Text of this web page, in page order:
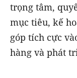
trọng tâm,
mục tiêu, kế
góp tích cực
hàng và phát